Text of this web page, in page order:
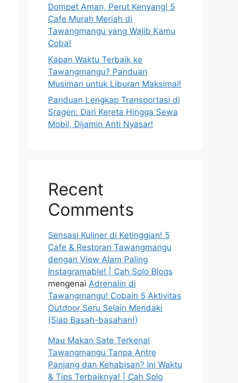
Dompet Aman, Perut Kenyang! 5
Cafe Murah Meriah di
Tawangmangu yang Wajib Kamu
Coba!
Kapan Waktu Terbaik ke
Tawangmangu? Panduan
Musiman untuk Liburan Maksimal!
Panduan Lengkap Transportasi di
Sragen: Dari Kereta Hingga Sewa
Mobil, Dijamin Anti Nyasar!
Recent
Comments
Sensasi Kuliner di Ketinggian! 5
Cafe & Restoran Tawangmangu
dengan View Alam Paling
Instagramable! | Cah Solo Blogs
mengenai Adrenalin di
Tawangmangu! Cobain 5 Aktivitas
Outdoor Seru Selain Mendaki
(Siap Basah-basahan!)
Mau Makan Sate Terkenal
Tawangmangu Tanpa Antre
Panjang dan Kehabisan? Ini Waktu
& Tips Terbaiknya! | Cah Solo